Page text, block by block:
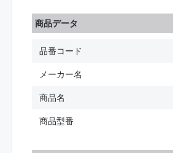
商品データ
品番コード
メーカー名
商品名
商品型番